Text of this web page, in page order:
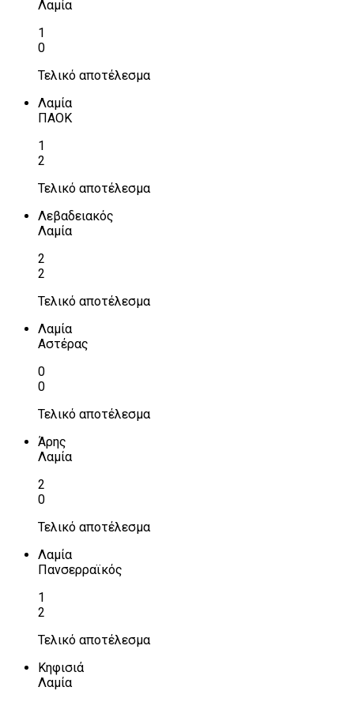
Λαμία
1
0
Τελικό αποτέλεσμα
Λαμία
ΠΑΟΚ
1
2
Τελικό αποτέλεσμα
Λεβαδειακός
Λαμία
2
2
Τελικό αποτέλεσμα
Λαμία
Αστέρας
0
0
Τελικό αποτέλεσμα
Άρης
Λαμία
2
0
Τελικό αποτέλεσμα
Λαμία
Πανσερραϊκός
1
2
Τελικό αποτέλεσμα
Κηφισιά
Λαμία